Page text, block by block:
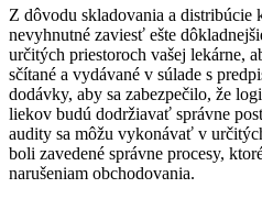
Z dôvodu skladovania a
nevyhnutné zaviesť ešte
určitých priestoroch vašej lekárne,
sčítané a vydávané v súlade s
dodávky, aby sa zabezpečilo, že
liekov budú dodržiavať správne
audity sa môžu vykonávať v
boli zavedené správne procesy,
narušeniam obchodovania.